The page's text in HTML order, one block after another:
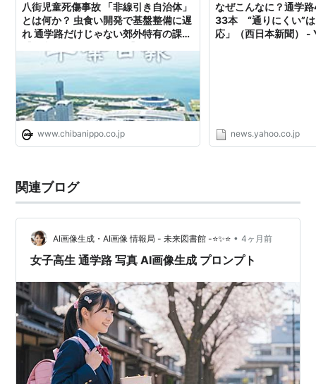
八街児童死傷事故 「非線引き自治体」
とは何か？ 虫食い開発で基盤整備に遅
れ 通学路だけじゃない郊外特有の課題
www.chibanippo.co.jp
なぜこんなに？通学
33本 “通りにくい”
応」（西日本新聞）
news.yahoo.co.jp
関連ブログ
AI画像生成・AI画像 情報局 - 未来図書館 -⭐✨⭐ • 4ヶ月前
女子高生 通学路 写真 AI画像生成 プロンプト